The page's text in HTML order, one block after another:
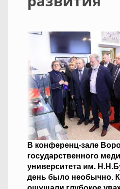
В конференц-зале
государственного
университета им.
день было необычно.